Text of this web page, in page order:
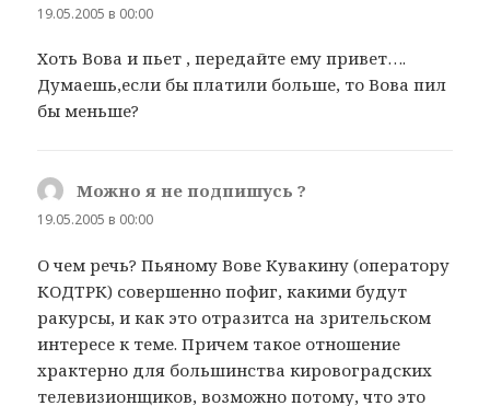
19.05.2005 в 00:00
Хоть Вова и пьет , передайте ему привет….
Думаешь,если бы платили больше, то Вова пил
бы меньше?
Можно я не подпишусь ?
19.05.2005 в 00:00
О чем речь? Пьяному Вове Кувакину (оператору
КОДТРК) совершенно пофиг, какими будут
ракурсы, и как это отразитса на зрительском
интересе к теме. Причем такое отношение
храктерно для большинства кировоградских
телевизионщиков, возможно потому, что это